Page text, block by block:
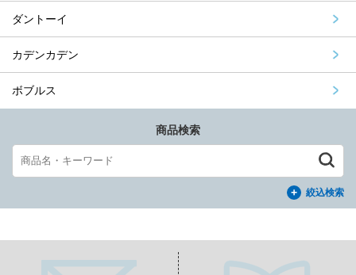
ダントーイ
カデンカデン
ボブルス
商品検索
絞込検索